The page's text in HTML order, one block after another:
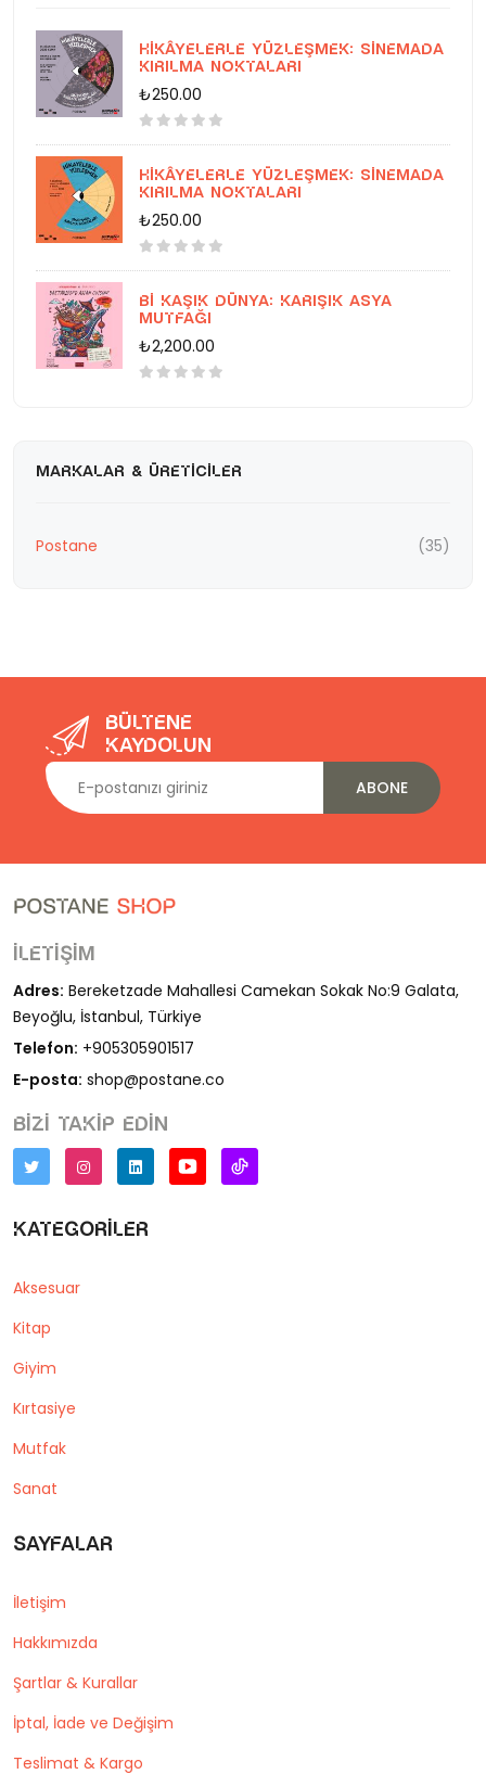
Hikâyelerle Yüzleşmek: Sinemada
Kırılma Noktaları
₺250.00
Hikâyelerle Yüzleşmek: Sinemada
Kırılma Noktaları
₺250.00
Bi Kaşık Dünya: Karışık Asya
Mutfağı
₺2,200.00
MARKALAR & ÜRETICILER
Postane (35)
Bültene
kaydolun
ABONE
İletişim
Adres: Bereketzade Mahallesi Camekan Sokak No:9 Galata,
Beyoğlu, İstanbul, Türkiye
Telefon: +905305901517
E-posta: shop@postane.co
Bizi takip edin
Kategoriler
Aksesuar
Kitap
Giyim
Kırtasiye
Mutfak
Sanat
Sayfalar
İletişim
Hakkımızda
Şartlar & Kurallar
İptal, İade ve Değişim
Teslimat & Kargo